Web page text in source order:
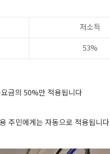
저소득
53%
금의 50%만 적용됩니다
주민에게는 자동으로 적용됩니다